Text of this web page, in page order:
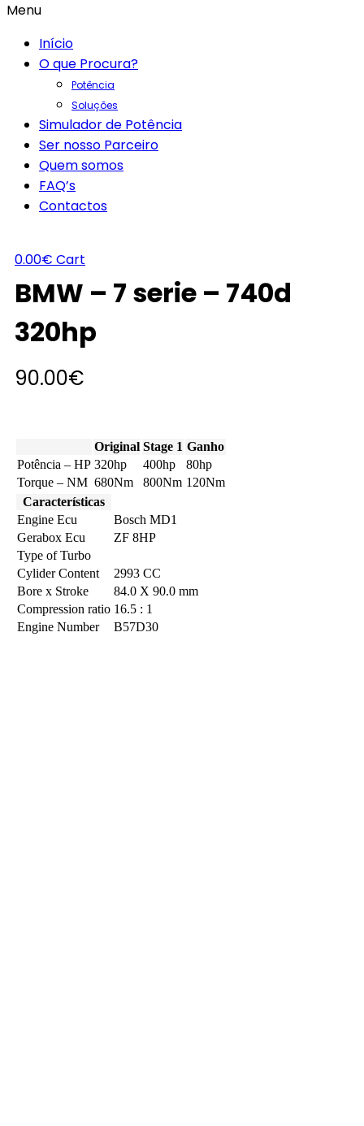
Menu
Início
O que Procura?
Potência
Soluções
Simulador de Potência
Ser nosso Parceiro
Quem somos
FAQ’s
Contactos
0.00€ Cart
BMW – 7 serie – 740d
320hp
90.00€
Original Stage 1 Ganho
Potência – HP 320hp 400hp
80hp
Torque – NM 680Nm 800Nm 120Nm
Características
Engine Ecu
Bosch MD1
Gerabox Ecu
ZF 8HP
Type of Turbo
Cylider Content
2993 CC
Bore x Stroke
84.0 X 90.0 mm
Compression ratio 16.5 : 1
Engine Number
B57D30